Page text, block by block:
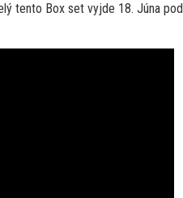
tento Box set vyjde 18. Júna pod